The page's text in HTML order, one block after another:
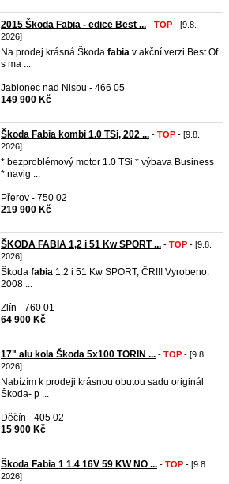
2015 Škoda Fabia - edice Best ... - TOP - [9.8.
2026]
Na prodej krásná Škoda fabia v akční verzi Best Of
s ma ...
Jablonec nad Nisou - 466 05
149 900 Kč
Škoda Fabia kombi 1.0 TSi, 202 ... - TOP - [9.8.
2026]
* bezproblémový motor 1.0 TSi * výbava Business
* navig ...
Přerov - 750 02
219 900 Kč
ŠKODA FABIA 1,2 i 51 Kw SPORT ... - TOP - [9.8.
2026]
Škoda fabia 1.2 i 51 Kw SPORT, ČR!!! Vyrobeno:
2008 ...
Zlín - 760 01
64 900 Kč
17" alu kola Škoda 5x100 TORIN ... - TOP - [9.8.
2026]
Nabízím k prodeji krásnou obutou sadu originál
Škoda- p ...
Děčín - 405 02
15 900 Kč
Škoda Fabia 1 1.4 16V 59 KW NO ... - TOP - [9.8.
2026]